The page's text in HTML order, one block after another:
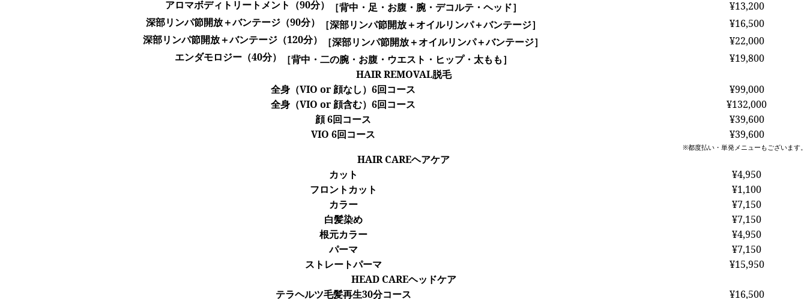
アロマボディトリートメント （90分） ［背中・足・お腹・腕・デコルテ・ヘッド］
¥13,200
深部リンパ節開放＋バンテージ（90分） ［深部リンパ節開放＋オイルリンパ＋バンテージ］
¥16,500
深部リンパ節開放＋バンテージ （120分） ［深部リンパ節開放＋オイルリンパ＋バンテージ］
¥22,000
エンダモロジー（40分） ［背中・二の腕・お腹・ウエスト・ヒップ・太もも］
¥19,800
HAIR REMOVAL脱毛
全身（VIO or 顔なし）6回コース
¥99,000
全身（VIO or 顔含む）6回コース
¥132,000
顔 6回コース
¥39,600
VIO 6回コース
¥39,600
※都度払い・単発メニューもございます。
HAIR CAREヘアケア
カット
¥4,950
フロントカット
¥1,100
カラー
¥7,150
白髪染め
¥7,150
根元カラー
¥4,950
パーマ
¥7,150
ストレートパーマ
¥15,950
HEAD CAREヘッドケア
テラヘルツ毛髪再生30分コース
¥16,500